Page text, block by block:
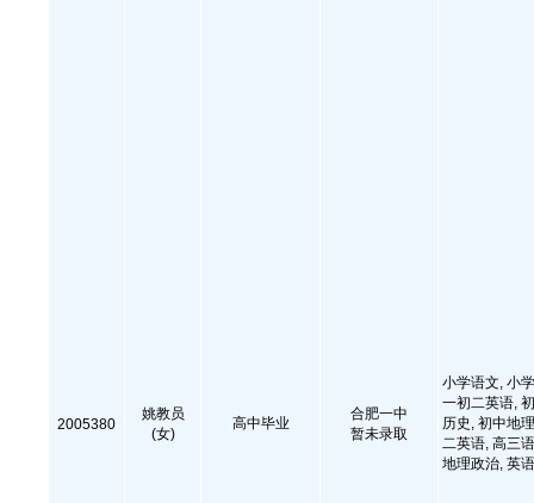
2005380
姚教员
(女)
高中毕业
合肥一中
暂未录取
小学语文, 小
一初二英语,
历史, 初中地
二英语, 高三
地理政治, 英